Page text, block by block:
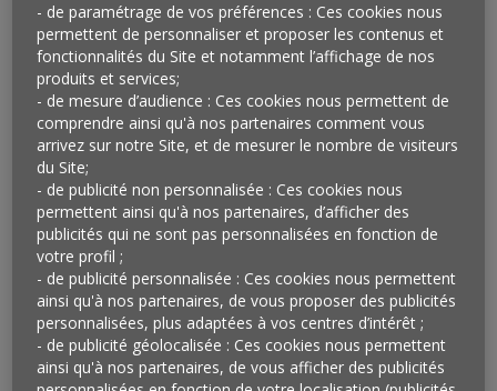
désirer
Depuis toujours, la consommation occupe une place
centrale dans les débats économiques. Qu’elle progresse
ou qu’elle décline, elle influence de façon directe la santé
économique d’un pays. Face au réchauffement climatique
et aux mesures nécessaires pour y faire face, elle devient
un sujet de plus en plus controversé, allant jusqu’à être
ouvertement critiquée. Toutefois, en tant que réalité
profondément ancrée dans le quotidien des individus, elle
reflète des choix et des comportements en constante
évolution. Mais alors, quelle perception les Européens ont-
ils aujourd’hui de la consommation ? Une vision avant tout
marquée par de nombreux paradoxes.
- de paramétrage de vos préférences : Ces cookies nous
permettent de personnaliser et proposer les contenus et
fonctionnalités du Site et notamment l’affichage de nos
produits et services;
- de mesure d’audience : Ces cookies nous permettent de
comprendre ainsi qu'à nos partenaires comment vous
arrivez sur notre Site, et de mesurer le nombre de visiteurs
du Site;
- de publicité non personnalisée : Ces cookies nous
permettent ainsi qu'à nos partenaires, d’afficher des
publicités qui ne sont pas personnalisées en fonction de
votre profil ;
- de publicité personnalisée : Ces cookies nous permettent
ainsi qu'à nos partenaires, de vous proposer des publicités
personnalisées, plus adaptées à vos centres d’intérêt ;
- de publicité géolocalisée : Ces cookies nous permettent
ainsi qu'à nos partenaires, de vous afficher des publicités